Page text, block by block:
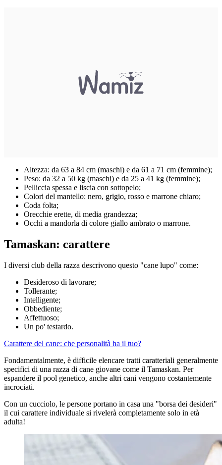
Altezza: da 63 a 84 cm (maschi) e da 61 a 71 cm (femmine);
Peso: da 32 a 50 kg (maschi) e da 25 a 41 kg (femmine);
Pelliccia spessa e liscia con sottopelo;
Colori del mantello: nero, grigio, rosso e marrone chiaro;
Coda folta;
Orecchie erette, di media grandezza;
Occhi a mandorla di colore giallo ambrato o marrone.
Tamaskan: carattere
I diversi club della razza descrivono questo "cane lupo" come:
Desideroso di lavorare;
Tollerante;
Intelligente;
Obbediente;
Affettuoso;
Un po' testardo.
Carattere del cane: che personalità ha il tuo?
Fondamentalmente, è difficile elencare tratti caratteriali generalmente
specifici di una razza di cane giovane come il Tamaskan. Per
espandere il pool genetico, anche altri cani vengono costantemente
incrociati.
Con un cucciolo, le persone portano in casa una "borsa dei desideri"
il cui carattere individuale si rivelerà completamente solo in età
adulta!